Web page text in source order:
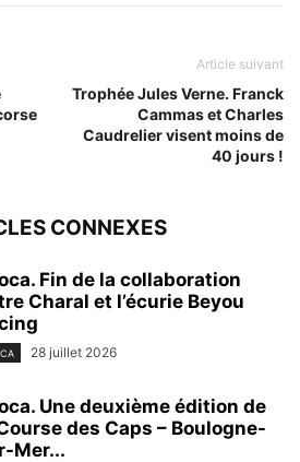
Article suivant
Trophée Jules Verne. Franck
Cammas et Charles
Caudrelier visent moins de
40 jours !
CONNEXES
Fin de la collaboration
Charal et l’écurie Beyou
28 juillet 2026
Une deuxième édition de
des Caps – Boulogne-
Mer...